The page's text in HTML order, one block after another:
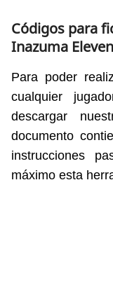
Códigos para
Inazuma
Para poder
cualquier
descargar
documento
instrucciones
máximo esta